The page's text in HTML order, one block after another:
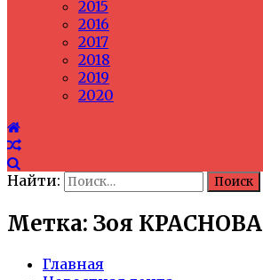
2015
2016
2017
2018
2019
2020
Найти:
Метка: Зоя КРАСНОВА
Главная